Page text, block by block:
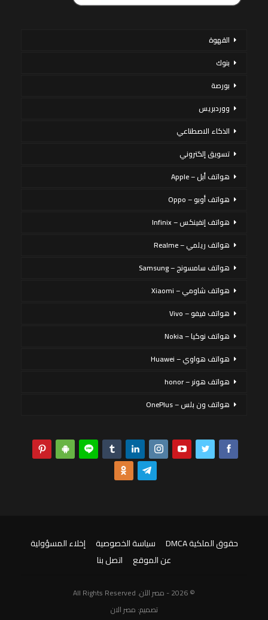
القهوة
بنوك
بورصة
ووردبريس
الذكاء الاصطناعي
تسويق إلكتروني
هواتف أبل – Apple
هواتف أوبو – Oppo
هواتف إنفينكس – Infinix
هواتف ريلمي – Realme
هواتف سامسونج – Samsung
هواتف شاومي – Xiaomi
هواتف فيفو – Vivo
هواتف نوكيا – Nokia
هواتف هواوي – Huawei
هواتف هونر – honor
هواتف ون بلس – OnePlus
حقوق الملكية DMCA سياسة الخصوصية
إخلاء المسؤولية
عن الموقع
اتصل بنا
© 2026 - مصر الآن. All Rights Reserved
تصميم: مصر الان